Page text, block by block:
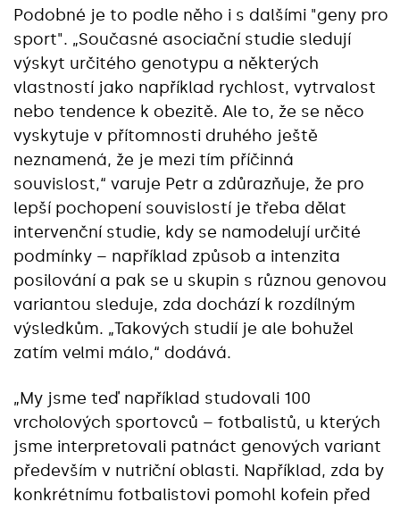
Podobné je to podle něho i s dalšími "geny pro
sport". „Současné asociační studie sledují
výskyt určitého genotypu a některých
vlastností jako například rychlost, vytrvalost
nebo tendence k obezitě. Ale to, že se něco
vyskytuje v přítomnosti druhého ještě
neznamená, že je mezi tím příčinná
souvislost,“ varuje Petr a zdůrazňuje, že pro
lepší pochopení souvislostí je třeba dělat
intervenční studie, kdy se namodelují určité
podmínky – například způsob a intenzita
posilování a pak se u skupin s různou genovou
variantou sleduje, zda dochází k rozdílným
výsledkům. „Takových studií je ale bohužel
zatím velmi málo,“ dodává.
„My jsme teď například studovali 100
vrcholových sportovců – fotbalistů, u kterých
jsme interpretovali patnáct genových variant
především v nutriční oblasti. Například, zda by
konkrétnímu fotbalistovi pomohl kofein před